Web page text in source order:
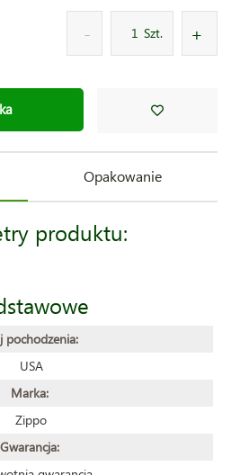
Szt.
Opakowanie
produktu:
pochodzenia:
USA
Marka:
Zippo
Gwarancja: